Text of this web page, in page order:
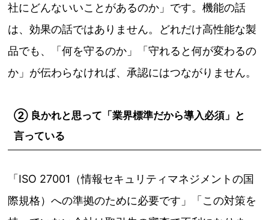
社にどんないいことがあるのか」です。機能の話
は、効果の話ではありません。どれだけ高性能な製
品でも、「何を守るのか」「守れると何が変わるの
か」が伝わらなければ、承認にはつながりません。
② 良かれと思って「業界標準だから導入必須」と
言っている
「ISO 27001（情報セキュリティマネジメントの国
際規格）への準拠のために必要です」「この対策を